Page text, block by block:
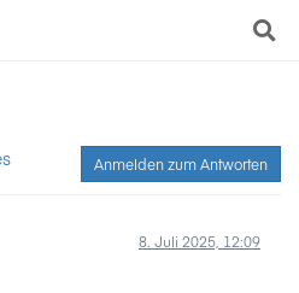
Anmelden zum Antworten
8. Juli 2025, 12:09